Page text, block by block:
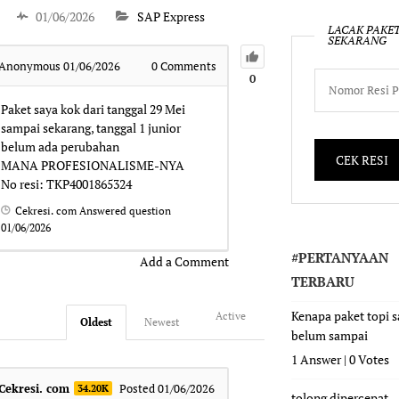
01/06/2026 SAP Express
0
01/06/2026 0Comments
Paket saya kok dari tanggal 29 Mei
sampai sekarang, tanggal 1 junior
belum ada perubahan
MANA PROFESIONALISME-NYA
No resi: TKP4001865324
Cekresi. com Answered question
01/06/2026
Add a Comment
Active
Newest
Oldest
com 34.20K
Posted 01/06/2026
LACAK
SEKARANG
#PERTANYAAN
TERBARU
Kenapa paket topi
belum sampai
1 Answer|0 Votes